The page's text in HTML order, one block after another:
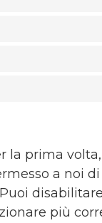
la prima
a noi
più